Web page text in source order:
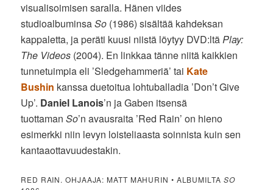
visualisoimisen saralla. Hänen viides
studioalbuminsaSo (1986) sisältää kahdeksan
kappaletta, ja peräti kuusi niistä löytyy DVD:ltäPlay:
The Videos (2004). En linkkaa tänne niitä kaikkien
tunnetuimpia eli ’Sledgehammeriä’ tai Kate
Bushin kanssa duetoitua lohtuballadia ’Don’t Give
Up’. Daniel Lanois’n ja Gaben itsensä
tuottamanSo’n avausraita ’Red Rain’ on hieno
esimerkki niin levyn loisteliaasta soinnista kuin sen
kantaaottavuudestakin.
RED RAIN. OHJAAJA: MATT MAHURIN • ALBUMILTA SO